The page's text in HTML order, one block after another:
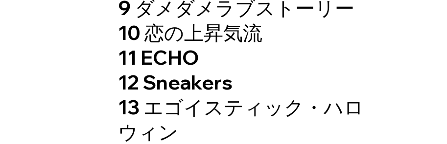
9 ダメダメラブストーリー
10 恋の上昇気流
11 ECHO
12 Sneakers
13 エゴイスティック・ハロ
ウィン